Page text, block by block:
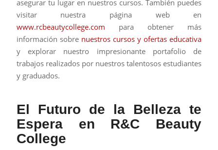
asegurar tu lugar en nuestros cursos. También puedes
visitar nuestra página web en
www.rcbeautycollege.com para obtener más
información sobre nuestros cursos y ofertas educativa
y explorar nuestro impresionante portafolio de
trabajos realizados por nuestros talentosos estudiantes
y graduados.
El Futuro de la Belleza te
Espera en R&C Beauty
College